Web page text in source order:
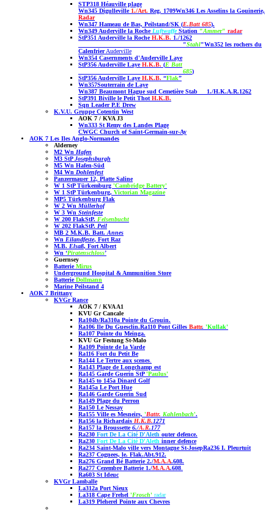
STP318 Héauville plage
Wn345 Digulleville 1./Art. Reg. 1709Wn346 Les Asselins la Gouinerie,
Radar
Wn347 Hameau de Bas, Peilstand/SK (E.Batt 685).
Wn349 Auderville la Roche LuftwaffeStation "Ammer" radar
StP351 Auderville la RocheH.K.B. 1./1262
"Stahl"Wn352 les rochers du
CalenfrierAuderville
Wn354 Casernments d'Auderville Laye
StP356 Auderville LayeH.K.B. (E Batt
685)
StP356 Auderville LayeH.K.B. “Flak”
Wn357Souterrain de Laye
Wn387 Beaumont Hague sud CemetièreStab 1./H.K.A.R.1262
StP391 Biville le Petit Thot H.K.B.
Sqn Leader P.E Drew
K.V.U. Gruppe Cotentin West
AOK 7 / KVA J3
Wn333 St Remy des Landes Plage
CWGC Church of Saint-Germain-sur-Ay
AOK 7 Les Iles Anglo-Normandes
Alderney
M2 Wn Hafen
M3 StPJosephsburgh
M5 Wn Hafen-Süd
M4 Wn Dohlenfest
Panzermauer 12, Platte Saline
W 1 StP Türkemburg 'Cambridge Battery'
W 1 StP Türkenburg, Victorian Magazine
MP5 Türkenburg Flak
W 2 Wn Müllerhof
W 3 Wn Steinfeste
W 200 FlakStP. Felsenbucht
W 202 FlakStP. Peil
MB 2 M.K.B. Batt. Annes
Wn Eilandfeste, Fort Raz
M.B. Elsaß, Fort Albert
Wn ‘Piratenschloss’
Guernsey
BatterieMirus
Underground Hospital & Ammunition Store
BatterieDollmann
Marine Peilstand 4
AOK 7 Brittany
KVGr Rance
AOK 7 / KVA A1
KVU Gr Cancale
Ra104b/Ra310a Pointe du Grouin.
Ra106 Ile Du Guesclin.Ra110 Pont Gilles Battr. 'Kullak'
Ra107 Pointe du Meinga.
KVU Gr Festung St-Malo
Ra109 Pointe de la Varde
Ra116 Fort du Petit Be
Ra144 Le Tertre aux scenes
Ra143 Plage de Longchamp est
Ra145 Garde Guerin StP'Paulus'
Ra145 to 145a Dinard Golf
Ra145a Le Port Hue
Ra146 Garde Guerin Sud
Ra149 Plage du Perron
Ra150 Le Nessay
Ra155 Ville es Mesneirs, 'Battr. Kahlenbach'.
Ra156 la Richardais H.K.B.1271
Ra157 la Broussette6./A.R.177
Ra230 Fort De La Cité D'Aleth outer defence.
Ra230 Fort De La Cité D'Aleth innerdefence
Ra234 Saint-Malo ville vers Montagne St-JosepRa236 I. Pleurtuit
Ra237 Cognees, le. Flak.Abt.912.
Ra276 Grand Bé Batterie 2./M.A.A.608.
Ra277 CezembreBatterie 1./M.A.A.608
Ra603 St Ideuc
KVGr Lamballe
La312a Port Nieux
La318 Cape Frehel 'Frosch' radar
La319 Pleherel Pointe aux Chevres